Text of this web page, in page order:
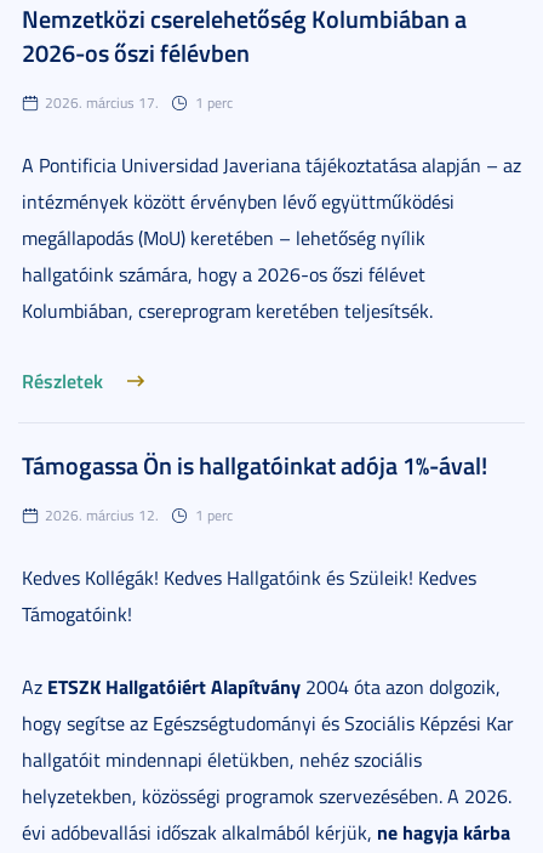
Nemzetközi cserelehetőség Kolumbiában a
2026-os őszi félévben
2026. március 17. 1 perc
A Pontificia Universidad Javeriana tájékoztatása alapján – az
intézmények között érvényben lévő együttműködési
megállapodás (MoU) keretében – lehetőség nyílik
hallgatóink számára, hogy a 2026-os őszi félévet
Kolumbiában, csereprogram keretében teljesítsék.
Részletek
Támogassa Ön is hallgatóinkat adója 1%-ával!
2026. március 12. 1 perc
Kedves Kollégák! Kedves Hallgatóink és Szüleik! Kedves
Támogatóink!
Az ETSZK Hallgatóiért Alapítvány 2004 óta azon dolgozik,
hogy segítse az Egészségtudományi és Szociális Képzési Kar
hallgatóit mindennapi életükben, nehéz szociális
helyzetekben, közösségi programok szervezésében. A 2026.
évi adóbevallási időszak alkalmából kérjük, ne hagyja kárba